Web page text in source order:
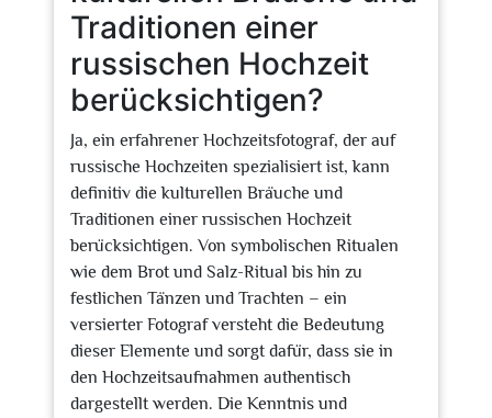
Traditionen einer
russischen Hochzeit
berücksichtigen?
Ja, ein erfahrener Hochzeitsfotograf, der auf
russische Hochzeiten spezialisiert ist, kann
definitiv die kulturellen Bräuche und
Traditionen einer russischen Hochzeit
berücksichtigen. Von symbolischen Ritualen
wie dem Brot und Salz-Ritual bis hin zu
festlichen Tänzen und Trachten – ein
versierter Fotograf versteht die Bedeutung
dieser Elemente und sorgt dafür, dass sie in
den Hochzeitsaufnahmen authentisch
dargestellt werden. Die Kenntnis und